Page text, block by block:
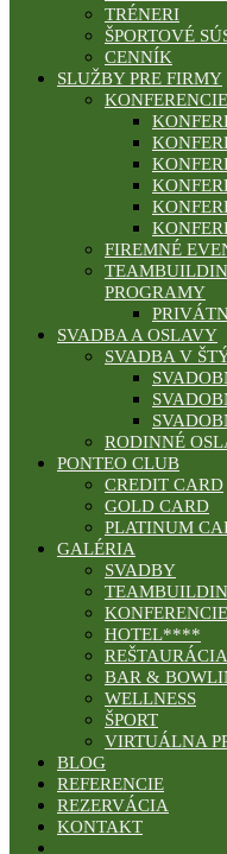
TRÉNERI
ŠPORTOVÉ
CENNÍK
SLUŽBY PRE FIRMY
KONFERENCIE
FIREMNÉ
PROGRAMY
SVADBA A OSLAVY
SVADBA V
RODINNÉ
PONTEO CLUB
CREDIT CARD
GOLD CARD
PLATINUM
GALÉRIA
SVADBY
KONFERENCIE
HOTEL****
REŠTAURÁCIA
BAR &
WELLNESS
ŠPORT
VIRTUÁLNA
BLOG
REFERENCIE
REZERVÁCIA
KONTAKT